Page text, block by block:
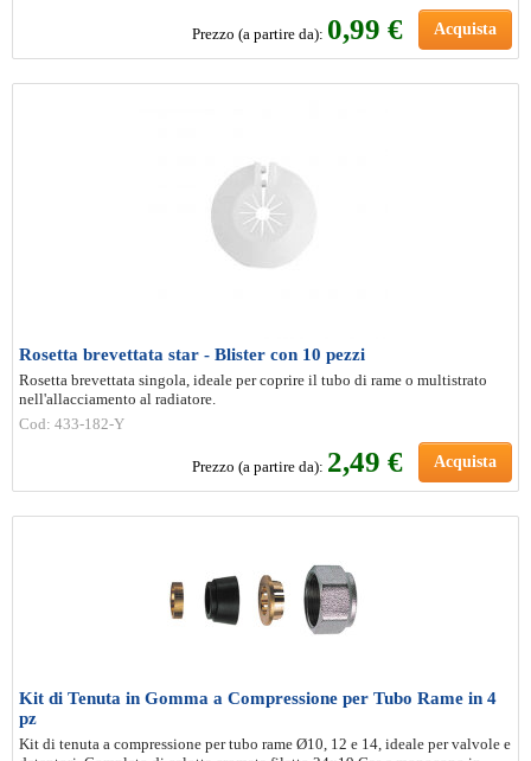
Prezzo (a partire da): 0,99 € Acquista
Rosetta brevettata star - Blister con 10 pezzi
Rosetta brevettata singola, ideale per coprire il tubo di rame o multistrato
nell'allacciamento al radiatore.
Cod: 433-182-Y
Prezzo (a partire da): 2,49 € Acquista
Kit di Tenuta in Gomma a Compressione per Tubo Rame in 4
pz
Kit di tenuta a compressione per tubo rame Ø10, 12 e 14, ideale per valvole e